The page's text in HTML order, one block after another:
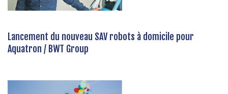
Lancement du nouveau SAV robots à domicile pour
Aquatron / BWT Group